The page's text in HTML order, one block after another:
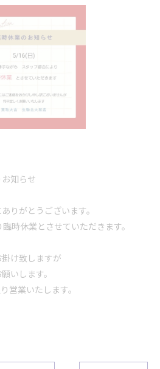
知らせ
りがとうございます。
時休業とさせていただきます。
け致しますが
いします。
営業いたします。